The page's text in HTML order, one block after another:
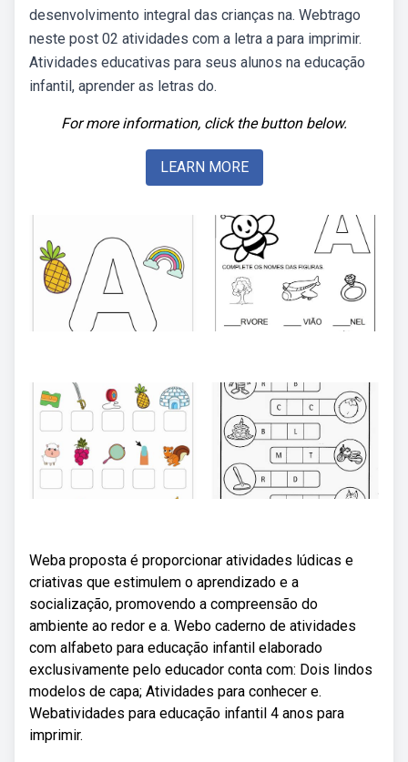
desenvolvimento integral das crianças na. Webtrago
neste post 02 atividades com a letra a para imprimir.
Atividades educativas para seus alunos na educação
infantil, aprender as letras do.
For more information, click the button below.
LEARN MORE
Weba proposta é proporcionar atividades lúdicas e
criativas que estimulem o aprendizado e a
socialização, promovendo a compreensão do
ambiente ao redor e a. Webo caderno de atividades
com alfabeto para educação infantil elaborado
exclusivamente pelo educador conta com: Dois lindos
modelos de capa; Atividades para conhecer e.
Webatividades para educação infantil 4 anos para
imprimir.